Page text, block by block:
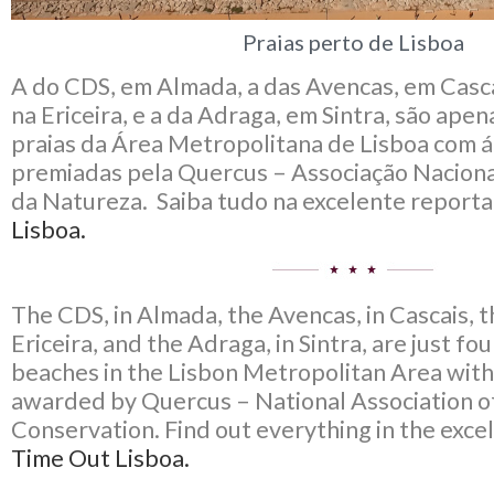
Praias perto de Lisboa
A do CDS, em Almada, a das Avencas, em
na Ericeira, e a da Adraga, em Sintra, são
praias da Área Metropolitana de Lisboa com
premiadas pela Quercus – Associação
da Natureza. Saiba tudo na excelente
Lisboa.
The CDS, in Almada, the Avencas, in Cascais,
Ericeira, and the Adraga, in Sintra, are just
beaches in the Lisbon Metropolitan Area
awarded by Quercus – National Association
Conservation. Find out everything in the
Time Out Lisboa.